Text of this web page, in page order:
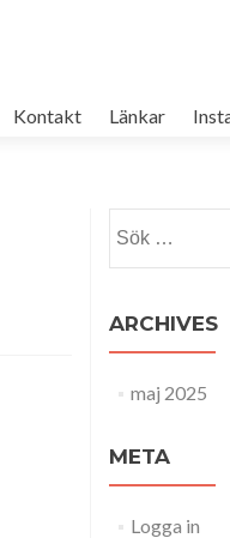
Kontakt Länkar
efter:
ARCHIVES
maj 2025
META
Logga in